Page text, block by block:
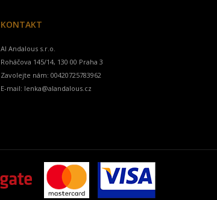
KONTAKT
Al Andalous s.r.o.
Zavolejte nám: 00420725783962
E-mail: lenka@alandalous.cz